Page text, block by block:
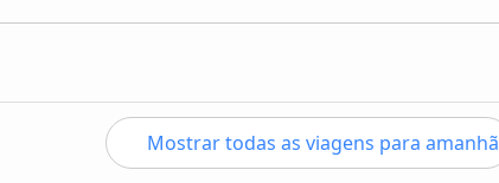
Mostrar todas as viagens para amanhã